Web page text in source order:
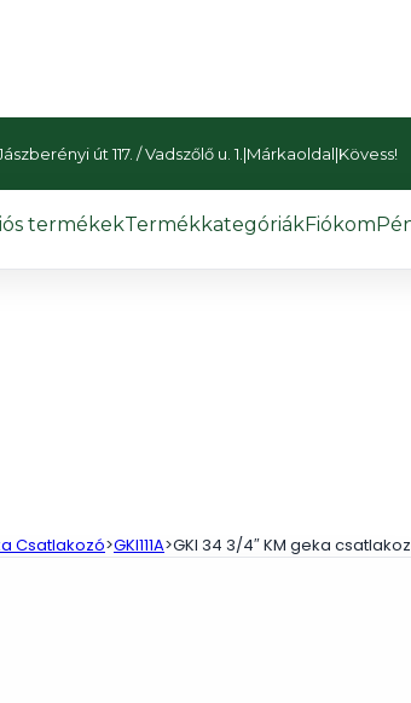
út 117. / Vadszőlő u. 1. |Márkaoldal|Kövess!
termékekTermékkategóriákFiókom
Csatlakozó>GKI111A>GKI 34 3/4″ KM geka